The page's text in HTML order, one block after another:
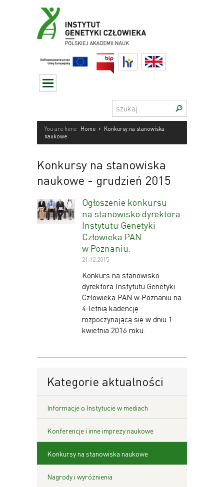
BIP HR
Szukaj:
You are here: Home ›
Konkursy na stanowiska
naukowe
Konkursy na stanowiska
naukowe - grudzień 2015
Ogłoszenie konkursu
na stanowisko dyrektora
Instytutu Genetyki
Człowieka PAN
w Poznaniu.
21.12.2015
Konkurs na stanowisko
dyrektora Instytutu Genetyki
Człowieka PAN w Poznaniu na
4-letnią kadencję
rozpoczynającą się w dniu 1
kwietnia 2016 roku.
Kategorie aktualności
Informacje o Instytucie w mediach
Konferencje i inne imprezy naukowe
Konkursy na stanowiska naukowe
Nagrody i wyróżnienia